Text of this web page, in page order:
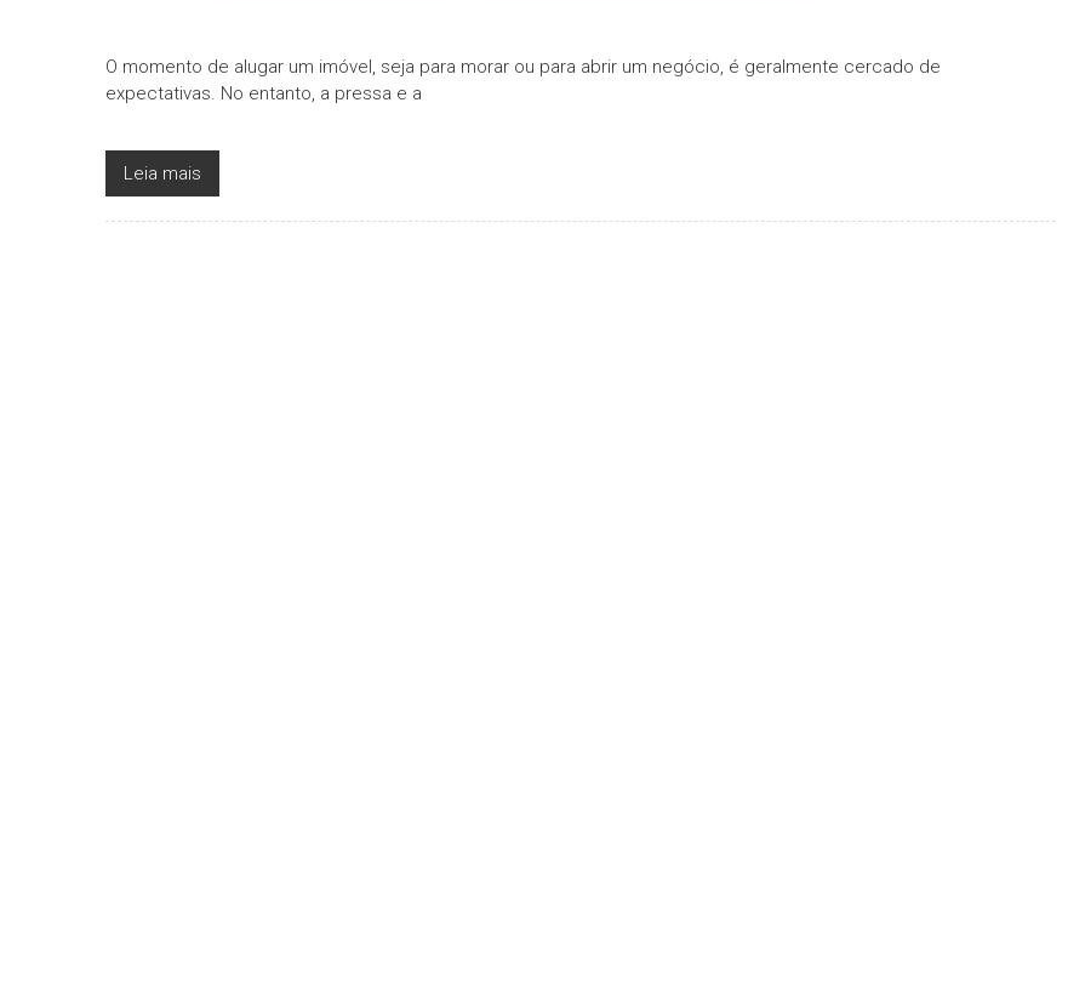
O momento de alugar um imóvel, seja para morar ou para abrir um negócio, é geralmente cercado de
expectativas. No entanto, a pressa e a
Leia mais